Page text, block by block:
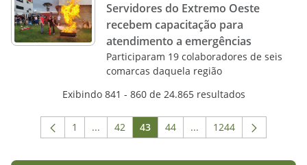
Servidores do Extremo Oeste
recebem capacitação para
atendimento a emergências
Participaram 19 colaboradores de seis
comarcas daquela região
Exibindo 841 - 860 de 24.865 resultados
Página
1 ...Páginas intermediárias Usar ABA para
Página
42 Página
43 Página
44 ...Páginas intermediárias
Página
1244